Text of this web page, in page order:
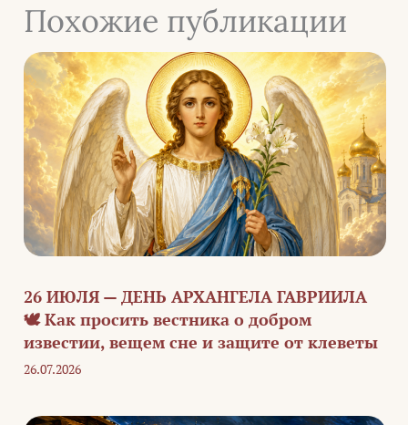
Похожие публикации
26 ИЮЛЯ — ДЕНЬ АРХАНГЕЛА ГАВРИИЛА
🕊️ Как просить вестника о добром
известии, вещем сне и защите от клеветы
26.07.2026